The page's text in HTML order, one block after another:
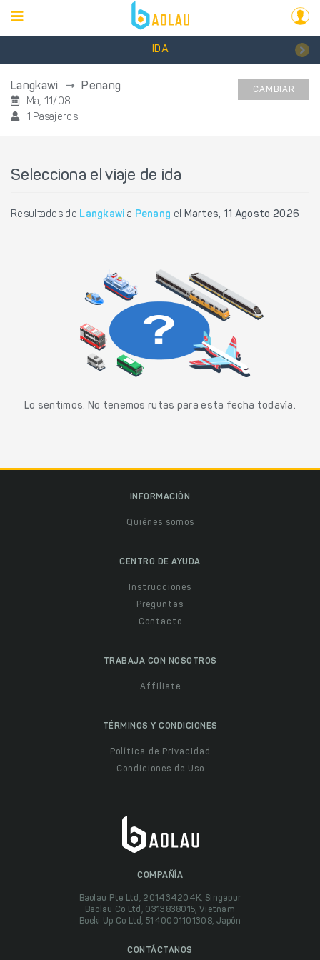
IDA
Langkawi Penang
Ma, 11/08
1 Pasajeros
CAMBIAR
Selecciona el viaje de ida
Resultados de Langkawi a Penang el Martes, 11 Agosto 2026
Lo sentimos. No tenemos rutas para esta fecha todavía.
INFORMACIÓN
Quiénes somos
CENTRO DE AYUDA
Instrucciones
Preguntas
Contacto
TRABAJA CON NOSOTROS
Affiliate
TÉRMINOS Y CONDICIONES
Política de Privacidad
Condiciones de Uso
COMPAÑÍA
Baolau Pte Ltd, 201434204K, Singapur
Baolau Co Ltd, 0313838015, Vietnam
Boeki Up Co Ltd, 5140001101308, Japón
CONTÁCTANOS